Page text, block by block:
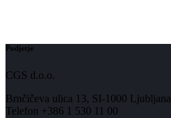
Podjetje
CGS d.o.o.
Brnčičeva ulica 13, SI-1000 Ljubljana
Telefon +386 1 530 11 00